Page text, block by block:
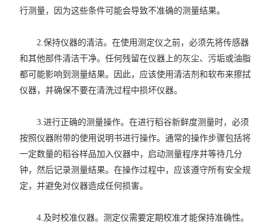
行测量，因为这些条件可能会导致不准确的测量结果。
2.保持仪器的清洁。在使用测定仪之前，必须先将传感器
和其他部件清洁干净。任何残留在仪器上的灰尘、污垢或油脂
都可能影响到测量结果。因此，应该使用清洁剂和软布来擦拭
仪器，并确保不要在清洗过程中损坏仪器。
3.进行正确的测量操作。在进行稻谷新鲜度测量时，必须
按照仪器附带的使用说明书进行操作。通常的操作步骤包括将
一定数量的稻谷样品加入仪器中，启动测量程序并等待几分
钟，然后记录测量结果。在操作过程中，应该遵守所有安全规
定，并避免对仪器造成任何损害。
4.及时校准仪器。测定仪需要定期校准才能保持准确性。